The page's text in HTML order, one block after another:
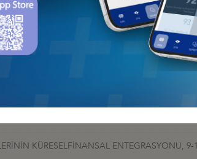
KÜRESELFİNANSAL ENTEGRASYONU,